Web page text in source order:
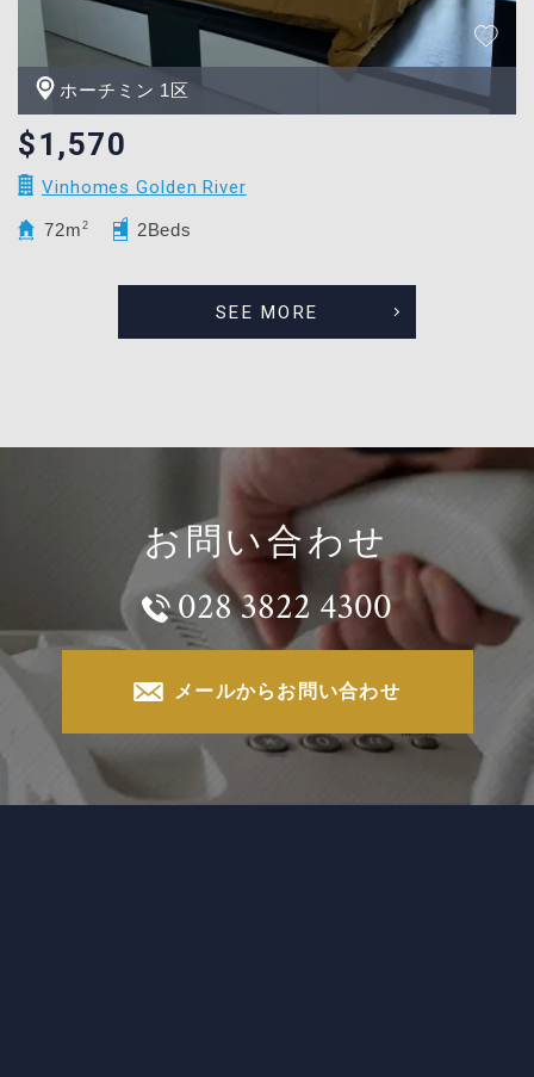
ホーチミン 1区
$1,570
Vinhomes Golden River
72m 2 2Beds
SEE MORE
お問い合わせ
028 3822 4300
メールからお問い合わせ